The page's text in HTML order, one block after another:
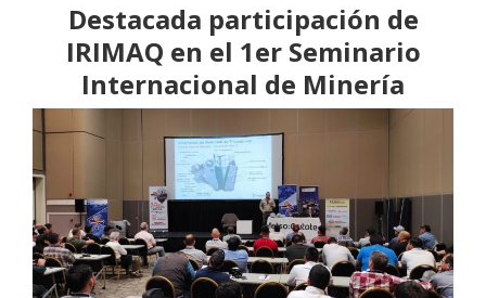
Destacada participación de
IRIMAQ en el 1er Seminario
Internacional de Minería